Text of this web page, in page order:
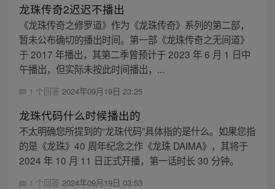
龙珠传奇2迟迟不播出
《龙珠传奇之修罗道》作为《龙珠传奇》系列的第二部，
暂未公布确切的播出时间。第一部《龙珠传奇之无间道》
于 2017 年播出，其第二季曾预计于 2023 年 6 月 1 日中
午播出，但实际未按此时间播出，...
1 个回答 2024年09月19日 23:25
龙珠代码什么时候播出的
不太明确您所提到的“龙珠代码”具体指的是什么。如果您指
的是《龙珠》40 周年纪念之作《龙珠 DAIMA》，其将于
2024 年 10 月 11 日正式开播，第一话时长 30 分钟。
1 个回答 2024年09月19日 03:53